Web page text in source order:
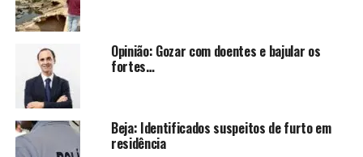
Opinião: Gozar com doentes e bajular os
fortes…
Beja: Identificados suspeitos de furto em
residência